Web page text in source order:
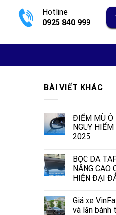
Hotline
0925 840 999
BÀI VIẾT KHÁC
ĐIỂM MÙ Ô
NGUY
2025
BỌC DA
NÂNG CAO
HIỆN ĐẠI
Giá xe
và lăn bánh